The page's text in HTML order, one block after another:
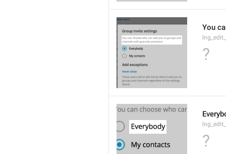
You
?
?